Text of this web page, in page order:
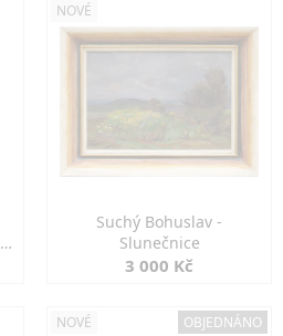
NOVÉ
Suchý Bohuslav -
Slunečnice
3 000 Kč
NOVÉ OBJEDNÁNO